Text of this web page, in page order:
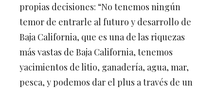
propias decisiones: “No tenemos ningún
temor de entrarle al futuro y desarrollo de
Baja California, que es una de las riquezas
más vastas de Baja California, tenemos
yacimientos de litio, ganadería, agua, mar,
pesca, y podemos dar el plus a través de un